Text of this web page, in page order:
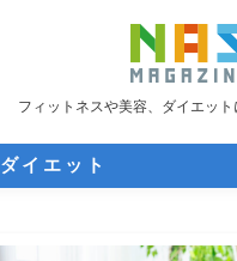
フィットネスや美容、ダイエッ
ダイエット